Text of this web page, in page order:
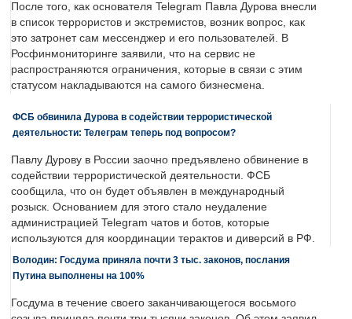
После того, как основателя Telegram Павла Дурова внесли
в список террористов и экстремистов, возник вопрос, как
это затронет сам мессенджер и его пользователей. В
Росфинмониторинге заявили, что на сервис не
распространяются ограничения, которые в связи с этим
статусом накладываются на самого бизнесмена.
ФСБ обвинила Дурова в содействии террористической
деятельности: Телеграм теперь под вопросом?
Павлу Дурову в России заочно предъявлено обвинение в
содействии террористической деятельности. ФСБ
сообщила, что он будет объявлен в международный
розыск. Основанием для этого стало неудаление
администрацией Telegram чатов и ботов, которые
используются для координации терактов и диверсий в РФ.
Володин: Госдума приняла почти 3 тыс. законов, послания
Путина выполнены на 100%
Госдума в течение своего заканчивающегося восьмого